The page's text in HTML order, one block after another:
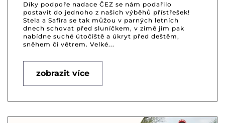
Díky podpoře nadace ČEZ se nám podařilo
postavit do jednoho z našich výběhů přístřešek!
Stela a Safira se tak můžou v parných letních
dnech schovat před sluníčkem, v zimě jim pak
nabídne suché útočiště a úkryt před deštěm,
sněhem či větrem. Velké...
zobrazit více